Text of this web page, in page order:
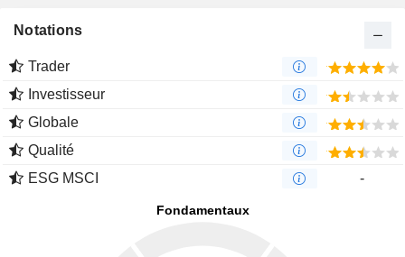
Notations
Trader
Investisseur
Globale
Qualité
ESG MSCI
-